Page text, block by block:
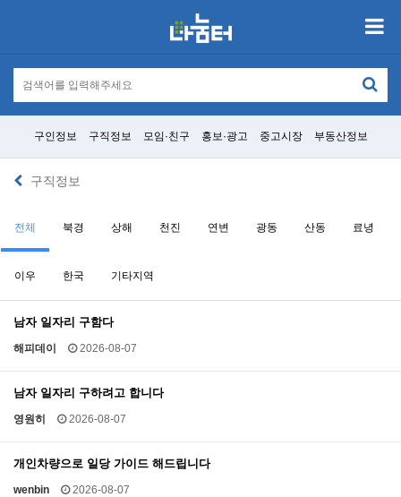
구인정보 구직정보 모임·친구 홍보·광고 중고시장 부동산정보
구직정보
전체 북경 상해 천진 연변 광동 산동 료녕
이우 한국 기타지역
남자 일자리 구함다
해피데이 2026-08-07
남자 일자리 구하려고 합니다
영원히 2026-08-07
개인차량으로 일당 가이드 해드립니다
wenbin 2026-08-07